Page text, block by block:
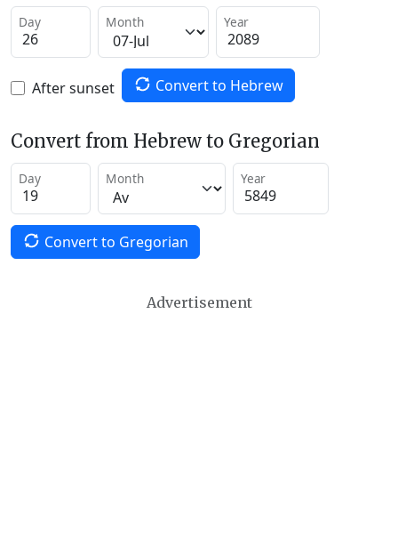
Day Month Year
After sunset Convert to Hebrew
Convert from Hebrew to Gregorian
Day Month Year
Convert to Gregorian
Advertisement